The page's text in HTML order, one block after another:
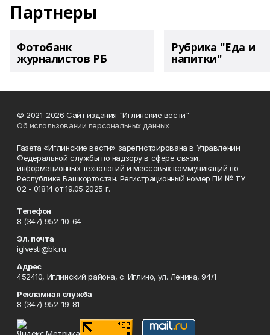
Партнеры
Фотобанк
журналистов РБ
Рубрика "Еда и
напитки"
© 2021-2026 Сайт издания "Иглинские вести"
Об использовании персональных данных
Газета «Иглинские вести» зарегистрирована в Управлении
Федеральной службы по надзору в сфере связи,
информационных технологий и массовых коммуникаций по
Республике Башкортостан. Регистрационный номер ПИ № ТУ
02 - 01814 от 19.05.2025 г.
Телефон
8 (347) 952-10-64
Эл. почта
iglvesti@bk.ru
Адрес
452410, Иглинский района, с. Иглино, ул. Ленина, 94/1
Рекламная служба
8 (347) 952-19-81